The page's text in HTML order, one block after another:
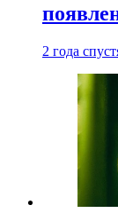
2 года